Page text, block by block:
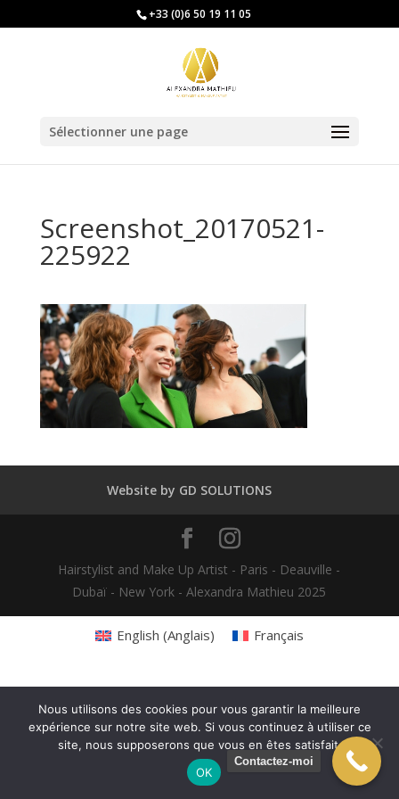
+33 (0)6 50 19 11 05
Sélectionner une page
Screenshot_20170521-
225922
Website by GD SOLUTIONS
Hairstylist and Make Up Artist - Paris - Deauville -
Dubaï - New York - Alexandra Mathieu 2025
Contactez-moi
English (Anglais) Français
Nous utilisons des cookies pour vous garantir la meilleure
expérience sur notre site web. Si vous continuez à utiliser ce
site, nous supposerons que vous en êtes satisfait.
OK